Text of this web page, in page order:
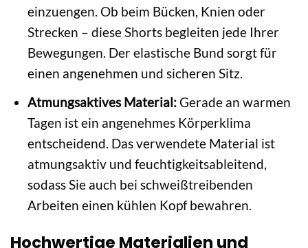
einzuengen. Ob beim Bücken, Knien oder
Strecken – diese Shorts begleiten jede Ihrer
Bewegungen. Der elastische Bund sorgt für
einen angenehmen und sicheren Sitz.
Atmungsaktives Material:Gerade an warmen
Tagen ist ein angenehmes Körperklima
entscheidend. Das verwendete Material ist
atmungsaktiv und feuchtigkeitsableitend,
sodass Sie auch bei schweißtreibenden
Arbeiten einen kühlen Kopf bewahren.
Hochwertige Materialien und